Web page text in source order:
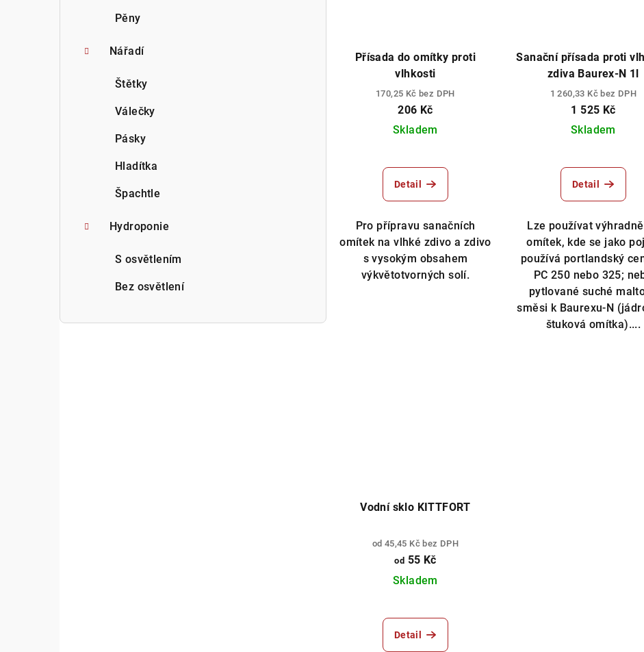
Pěny
Nářadí
Štětky
Válečky
Pásky
Hladítka
Špachtle
Hydroponie
S osvětlením
Bez osvětlení
Přísada do omítky proti
vlhkosti
170,25 Kč bez DPH
206 Kč
Skladem
Detail
Pro přípravu sanačních
omítek na vlhké zdivo a zdivo
s vysokým obsahem
výkvětotvorných solí.
Sanační přísada proti
zdiva Baurex-N 1l
1 260,33 Kč bez DPH
1 525 Kč
Skladem
Detail
Lze používat
omítek, kde se jako
používá portlandský
PC 250 nebo 325;
pytlované suché
směsi k Baurexu-N
štuková omítka)....
Vodní sklo KITTFORT
od 45,45 Kč bez DPH
od 55 Kč
Skladem
Detail